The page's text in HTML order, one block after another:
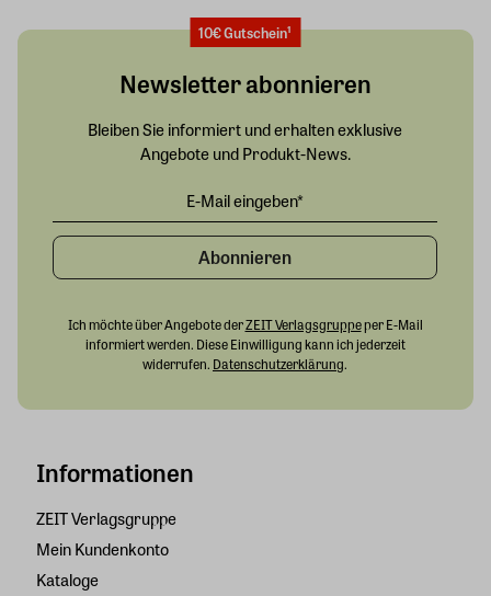
Informationen
ZEIT Verlagsgruppe
Mein Kundenkonto
Kataloge
10€ Gutschein¹
Newsletter abonnieren
Bleiben Sie informiert und erhalten exklusive
Angebote und Produkt-News.
Abonnieren
Ich möchte über Angebote derZEIT Verlagsgruppeper E-Mail
informiert werden. Diese Einwilligung kann ich jederzeit
widerrufen. Datenschutzerklärung.